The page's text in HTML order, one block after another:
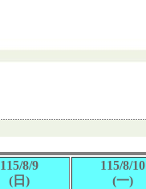
115/8/9
(日)
115/8/10
(一)